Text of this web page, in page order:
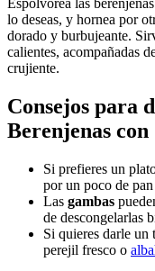
Espolvorea las
lo deseas, y hornea por
dorado y burbujeante.
calientes, acompañadas
crujiente.
Consejos para
Berenjenas con
Si prefieres un
por un poco de
Las gambas
de descongelarlas
Si quieres darle un
perejil fresco o